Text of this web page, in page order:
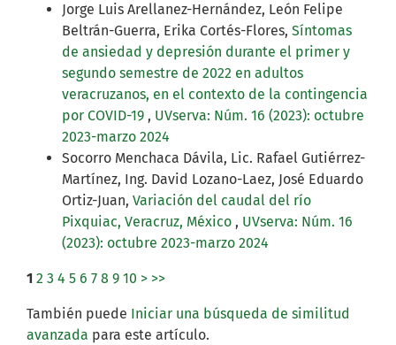
Jorge Luis Arellanez-Hernández, León Felipe
Beltrán-Guerra, Erika Cortés-Flores, Síntomas
de ansiedad y depresión durante el primer y
segundo semestre de 2022 en adultos
veracruzanos, en el contexto de la contingencia
por COVID-19 , UVserva: Núm. 16 (2023): octubre
2023-marzo 2024
Socorro Menchaca Dávila, Lic. Rafael Gutiérrez-
Martínez, Ing. David Lozano-Laez, José Eduardo
Ortiz-Juan, Variación del caudal del río
Pixquiac, Veracruz, México , UVserva: Núm. 16
(2023): octubre 2023-marzo 2024
1 2 3 4 5 6 7 8 9 10 > >>
También puede Iniciar una búsqueda de similitud
avanzada para este artículo.